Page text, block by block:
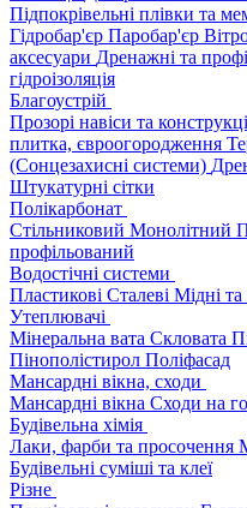
Підпокрівельні плівки та
Гідробар'єр Паробар'єр
аксесуари Дренажні та
гідроізоляція
Благоустрій
Прозорі навіси та
плитка, євроогородження
(Сонцезахисні системи)
Штукатурні сітки
Полікарбонат
Стільниковий Монолітний
профільований
Водостічні системи
Пластикові Сталеві Мідні та
Утеплювачі
Мінеральна вата Скловата
Пінополістирол Поліфасад
Мансардні вікна, сходи
Мансардні вікна Сходи на
Будівельна хімія
Лаки, фарби та просочення
Будівельні суміші та клеї
Різне